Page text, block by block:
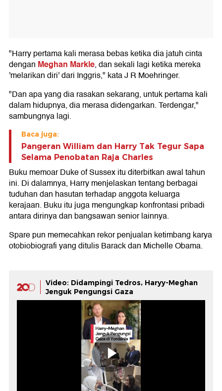
"Harry pertama kali merasa bebas ketika dia jatuh cinta
dengan Meghan Markle, dan sekali lagi ketika mereka
'melarikan diri' dari Inggris," kata J R Moehringer.
"Dan apa yang dia rasakan sekarang, untuk pertama kali
dalam hidupnya, dia merasa didengarkan. Terdengar,"
sambungnya lagi.
Baca juga:
Pangeran William dan Harry Tak Tegur Sapa
Selama Penobatan Raja Charles
Buku memoar Duke of Sussex itu diterbitkan awal tahun
ini. Di dalamnya, Harry menjelaskan tentang berbagai
tuduhan dan hasutan terhadap anggota keluarga
kerajaan. Buku itu juga mengungkap konfrontasi pribadi
antara dirinya dan bangsawan senior lainnya.
Spare pun memecahkan rekor penjualan ketimbang karya
otobiobiografi yang ditulis Barack dan Michelle Obama.
Video: Didampingi Tedros, Haryy-Meghan
Jenguk Pengungsi Gaza